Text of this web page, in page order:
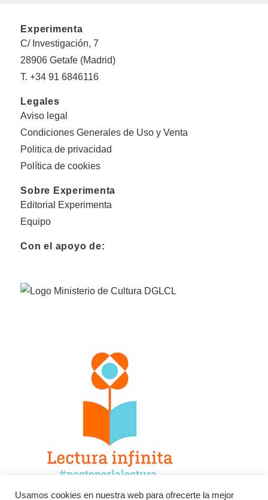
Experimenta
C/ Investigación, 7
28906 Getafe (Madrid)
T. +34 91 6846116
Legales
Aviso legal
Condiciones Generales de Uso y Venta
Politica de privacidad
Política de cookies
Sobre Experimenta
Editorial Experimenta
Equipo
Con el apoyo de:
Usamos cookies en nuestra web para ofrecerte la mejor